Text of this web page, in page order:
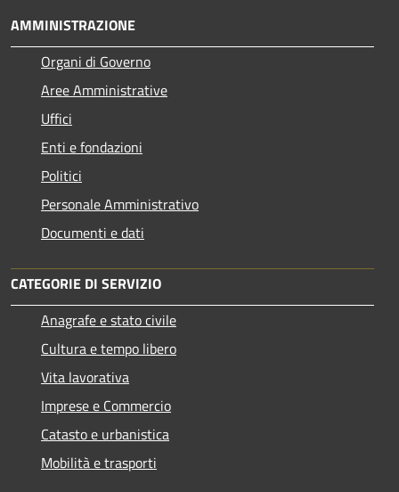
AMMINISTRAZIONE
Organi di Governo
Aree Amministrative
Uffici
Enti e fondazioni
Politici
Personale Amministrativo
Documenti e dati
CATEGORIE DI SERVIZIO
Anagrafe e stato civile
Cultura e tempo libero
Vita lavorativa
Imprese e Commercio
Catasto e urbanistica
Mobilità e trasporti